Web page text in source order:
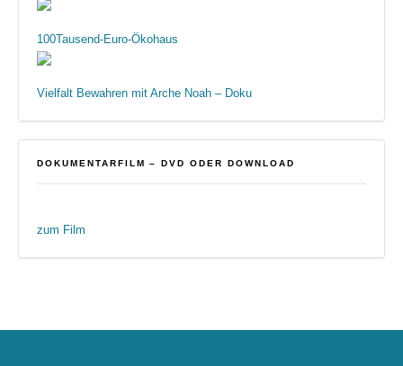
100Tausend-Euro-Ökohaus
Vielfalt Bewahren mit Arche Noah – Doku
DOKUMENTARFILM – DVD ODER DOWNLOAD
zum Film